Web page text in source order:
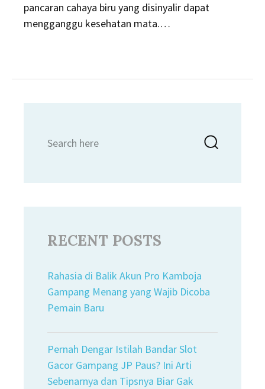
pancaran cahaya biru yang disinyalir dapat
mengganggu kesehatan mata.…
for:
RECENT POSTS
Rahasia di Balik Akun Pro Kamboja
Gampang Menang yang Wajib Dicoba
Pemain Baru
Pernah Dengar Istilah Bandar Slot
Gacor Gampang JP Paus? Ini Arti
Sebenarnya dan Tipsnya Biar Gak